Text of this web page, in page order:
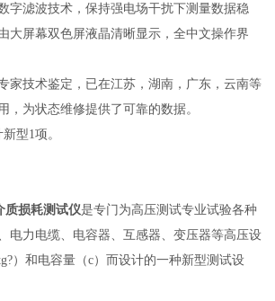
字滤波技术，保持强电场干扰下测量数据稳
大屏幕双色屏液晶清晰显示，全中文操作界
家技术鉴定，已在江苏，湖南，广东，云南等
，为状态维修提供了可靠的数据。
型1项。
质损耗测试仪是专门为高压测试专业试验各种
电力电缆、电容器、互感器、变压器等高压设
）和电容量（c）而设计的一种新型测试设